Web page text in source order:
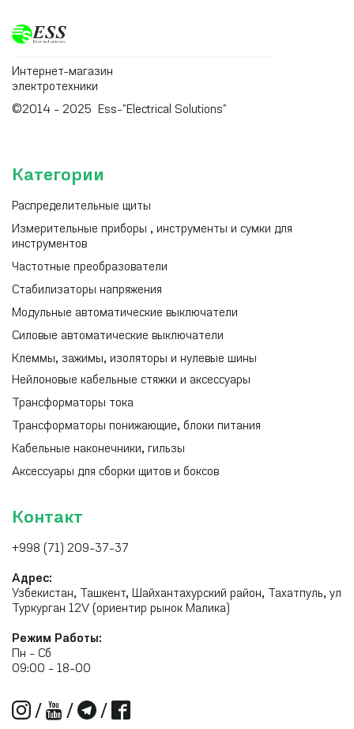
Интернет-магазин
электротехники
©2014 - 2025 Ess-"Electrical Solutions"
Категории
Распределительные щиты
Измерительные приборы , инструменты и сумки для
инструментов
Частотные преобразователи
Стабилизаторы напряжения
Модульные автоматические выключатели
Силовые автоматические выключатели
Клеммы, зажимы, изоляторы и нулевые шины
Нейлоновые кабельные стяжки и аксессуары
Трансформаторы тока
Трансформаторы понижающие, блоки питания
Кабельные наконечники, гильзы
Аксессуары для сборки щитов и боксов
Контакт
+998 (71) 209-37-37
Адрес:
Узбекистан, Ташкент, Шайхантахурский район, Тахатпуль, ул
Туркурган 12V (ориентир рынок Малика)
Режим Работы:
Пн - Сб
09:00 - 18-00
/ / /